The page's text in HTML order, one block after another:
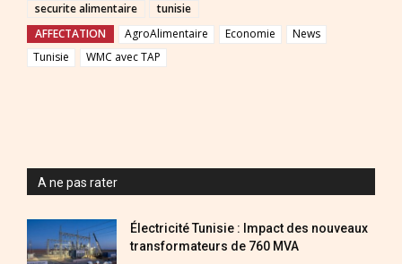
securite alimentaire
tunisie
AFFECTATION
AgroAlimentaire Economie
News
Tunisie
WMC avec TAP
A ne pas rater
Électricité Tunisie : Impact des nouveaux
transformateurs de 760 MVA